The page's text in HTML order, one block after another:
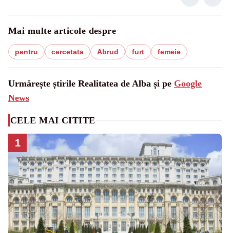
Mai multe articole despre
pentru cercetata Abrud furt femeie
Urmărește știrile Realitatea de Alba și pe Google
News
CELE MAI CITITE
1